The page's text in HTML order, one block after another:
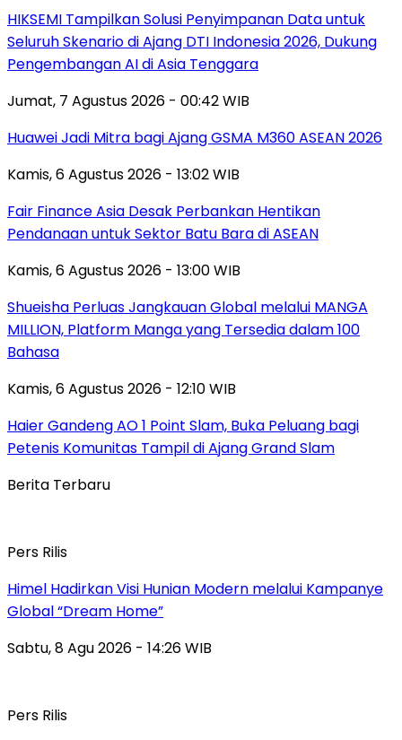
HIKSEMI Tampilkan Solusi Penyimpanan Data untuk
Seluruh Skenario di Ajang DTI Indonesia 2026, Dukung
Pengembangan AI di Asia Tenggara
Jumat, 7 Agustus 2026 - 00:42 WIB
Huawei Jadi Mitra bagi Ajang GSMA M360 ASEAN 2026
Kamis, 6 Agustus 2026 - 13:02 WIB
Fair Finance Asia Desak Perbankan Hentikan
Pendanaan untuk Sektor Batu Bara di ASEAN
Kamis, 6 Agustus 2026 - 13:00 WIB
Shueisha Perluas Jangkauan Global melalui MANGA
MILLION, Platform Manga yang Tersedia dalam 100
Bahasa
Kamis, 6 Agustus 2026 - 12:10 WIB
Haier Gandeng AO 1 Point Slam, Buka Peluang bagi
Petenis Komunitas Tampil di Ajang Grand Slam
Berita Terbaru
Pers Rilis
Himel Hadirkan Visi Hunian Modern melalui Kampanye
Global “Dream Home”
Sabtu, 8 Agu 2026 - 14:26 WIB
Pers Rilis